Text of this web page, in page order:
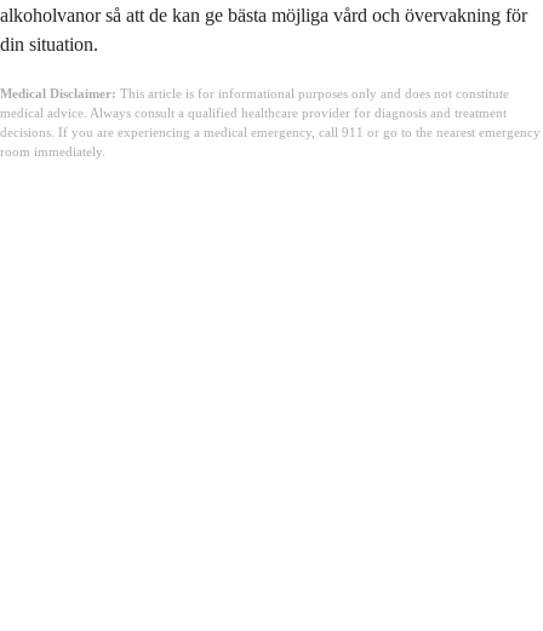
alkoholvanor så att de kan ge bästa möjliga vård och övervakning för
din situation.
Medical Disclaimer: This article is for informational purposes only and does not constitute
medical advice. Always consult a qualified healthcare provider for diagnosis and treatment
decisions. If you are experiencing a medical emergency, call 911 or go to the nearest emergency
room immediately.